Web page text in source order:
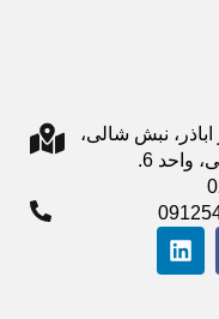
اباذر، نبش شالی،
ساختمان دفتر خدمات قضایی، واحد 6.